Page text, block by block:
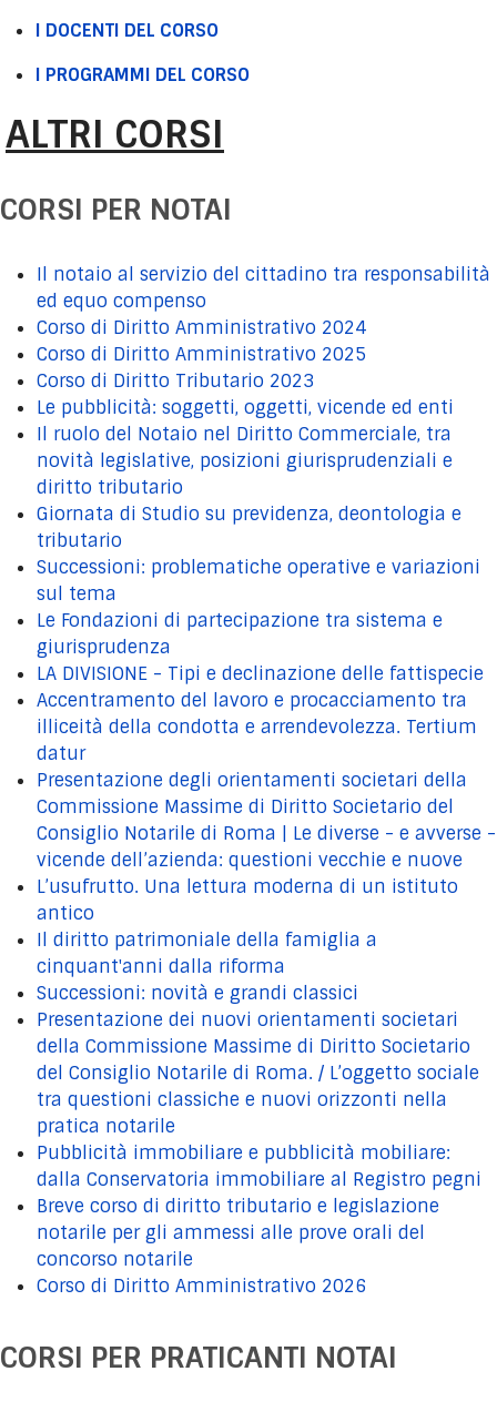
I DOCENTI DEL CORSO
I PROGRAMMI DEL CORSO
ALTRI CORSI
CORSI PER NOTAI
Il notaio al servizio del cittadino tra responsabilità
ed equo compenso
Corso di Diritto Amministrativo 2024
Corso di Diritto Amministrativo 2025
Corso di Diritto Tributario 2023
Le pubblicità: soggetti, oggetti, vicende ed enti
Il ruolo del Notaio nel Diritto Commerciale, tra
novità legislative, posizioni giurisprudenziali e
diritto tributario
Giornata di Studio su previdenza, deontologia e
tributario
Successioni: problematiche operative e variazioni
sul tema
Le Fondazioni di partecipazione tra sistema e
giurisprudenza
LA DIVISIONE - Tipi e declinazione delle fattispecie
Accentramento del lavoro e procacciamento tra
illiceità della condotta e arrendevolezza. Tertium
datur
Presentazione degli orientamenti societari della
Commissione Massime di Diritto Societario del
Consiglio Notarile di Roma | Le diverse - e avverse -
vicende dell’azienda: questioni vecchie e nuove
L’usufrutto. Una lettura moderna di un istituto
antico
Il diritto patrimoniale della famiglia a
cinquant'anni dalla riforma
Successioni: novità e grandi classici
Presentazione dei nuovi orientamenti societari
della Commissione Massime di Diritto Societario
del Consiglio Notarile di Roma. / L’oggetto sociale
tra questioni classiche e nuovi orizzonti nella
pratica notarile
Pubblicità immobiliare e pubblicità mobiliare:
dalla Conservatoria immobiliare al Registro pegni
Breve corso di diritto tributario e legislazione
notarile per gli ammessi alle prove orali del
concorso notarile
Corso di Diritto Amministrativo 2026
CORSI PER PRATICANTI NOTAI